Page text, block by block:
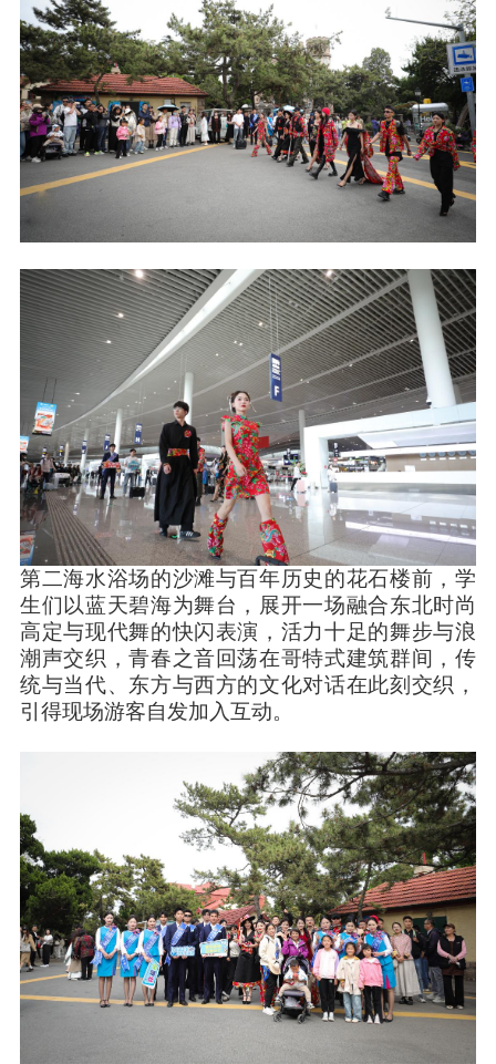
第二海水浴场的沙滩与百年历史的花石楼前，学
生们以蓝天碧海为舞台，展开一场融合东北时尚
高定与现代舞的快闪表演，活力十足的舞步与浪
潮声交织，青春之音回荡在哥特式建筑群间，传
统与当代、东方与西方的文化对话在此刻交织，
引得现场游客自发加入互动。